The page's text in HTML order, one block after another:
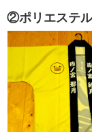
②ポリエステル